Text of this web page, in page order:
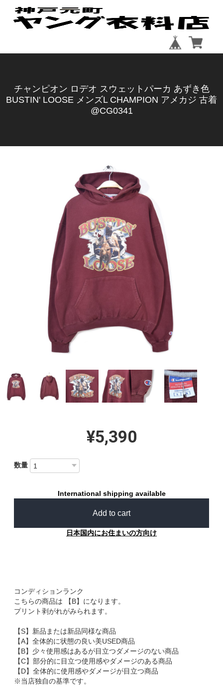
チャンピオン ロデオ スウェットパーカ あずき色
BUSTIN' LOOSE メンズL CHAMPION アメカジ 古着
@CG0341
¥5,390
数量
International shipping available
Add to cart
日本国内にお住まいの方向け
コンディションランク
こちらの商品は 【B】になります。
プリント剥がれがみられます。
【S】新品または新品同様な商品
【A】全体的に状態の良い美USED商品
【B】少々使用感はあるが目立つダメージのない商品
【C】部分的に目立つ使用感やダメージのある商品
【D】全体的に使用感やダメージが目立つ商品
※当店独自の基準です。